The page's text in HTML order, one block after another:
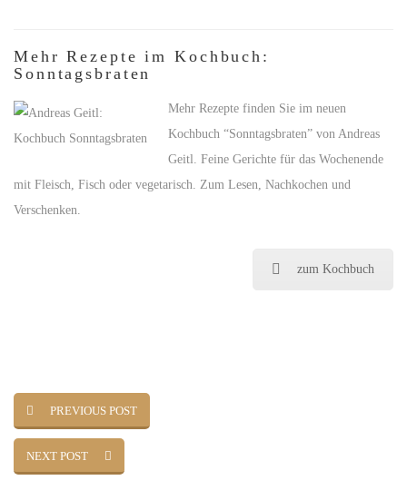
Mehr Rezepte im Kochbuch:
Sonntagsbraten
Mehr Rezepte finden Sie im neuen
Kochbuch “Sonntagsbraten” von Andreas
Geitl. Feine Gerichte für das Wochenende
mit Fleisch, Fisch oder vegetarisch. Zum Lesen, Nachkochen und
Verschenken.
zum Kochbuch
PREVIOUS POST
NEXT POST